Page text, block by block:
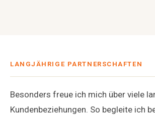
LANGJÄHRIGE PARTNERSCHAFTEN
Besonders freue ich mich über viele
Kundenbeziehungen. So begleite ich